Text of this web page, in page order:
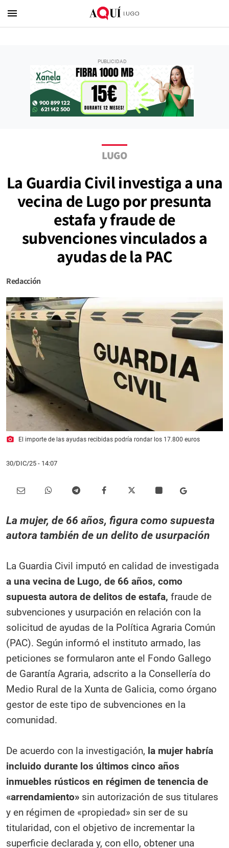
menu
LUGO
La Guardia Civil investiga a una
vecina de Lugo por presunta
estafa y fraude de
subvenciones vinculados a
ayudas de la PAC
Redacción
photo_camera El importe de las ayudas recibidas podría rondar los 17.800 euros
30/DIC/25 - 14:07
La mujer, de 66 años, figura como supuesta
autora también de un delito de usurpación
La Guardia Civil imputó en calidad de investigada
a una vecina de Lugo, de 66 años, como
supuesta autora de delitos de estafa, fraude de
subvenciones y usurpación en relación con la
solicitud de ayudas de la Política Agraria Común
(PAC). Según informó el instituto armado, las
peticiones se formularon ante el Fondo Gallego
de Garantía Agraria, adscrito a la Consellería do
Medio Rural de la Xunta de Galicia, como órgano
gestor de este tipo de subvenciones en la
comunidad.
De acuerdo con la investigación, la mujer habría
incluido durante los últimos cinco años
inmuebles rústicos en régimen de tenencia de
«arrendamiento» sin autorización de sus titulares
y en régimen de «propiedad» sin ser de su
titularidad, con el objetivo de incrementar la
superficie declarada y, con ello, obtener una